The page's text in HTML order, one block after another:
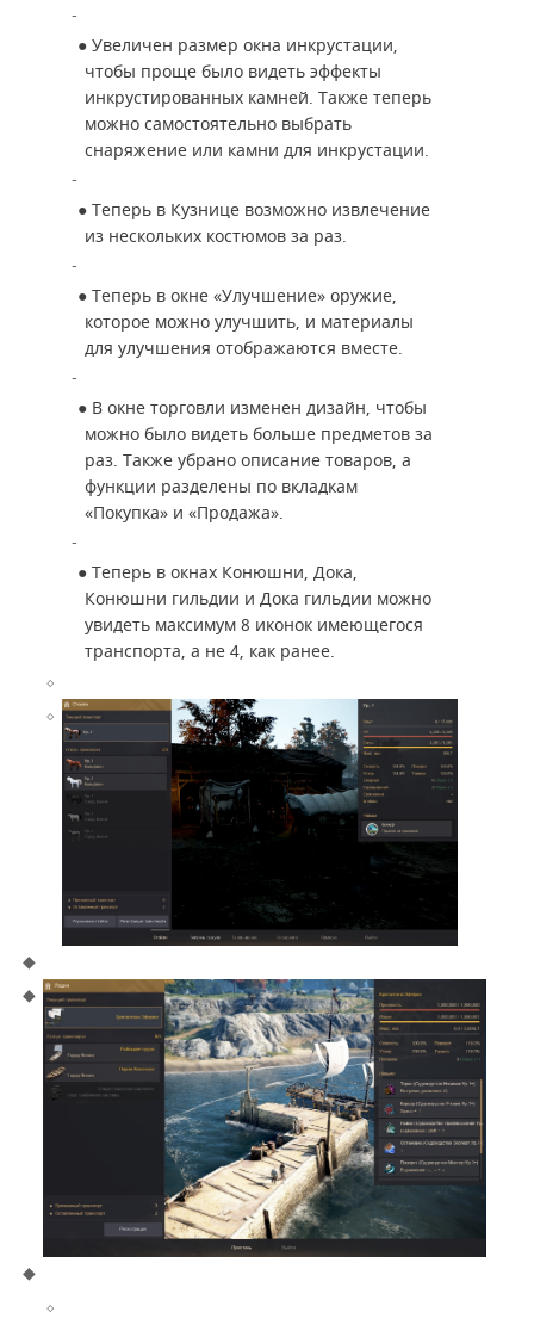
●Увеличен размер окна инкрустации,
чтобы проще было видеть эффекты
инкрустированных камней. Также теперь
можно самостоятельно выбрать
снаряжение или камни для инкрустации.
●Теперь в Кузнице возможно извлечение
из нескольких костюмов за раз.
●Теперь в окне «Улучшение» оружие,
которое можно улучшить, и материалы
для улучшения отображаются вместе.
● В окне торговли изменен дизайн, чтобы
можно было видеть больше предметов за
раз. Также убрано описание товаров, а
функции разделены по вкладкам
«Покупка» и «Продажа».
●Теперь в окнах Конюшни, Дока,
Конюшни гильдии и Дока гильдии можно
увидеть максимум 8 иконок имеющегося
транспорта, а не 4, как ранее.